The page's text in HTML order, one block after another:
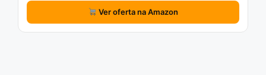
Ver oferta na Amazon